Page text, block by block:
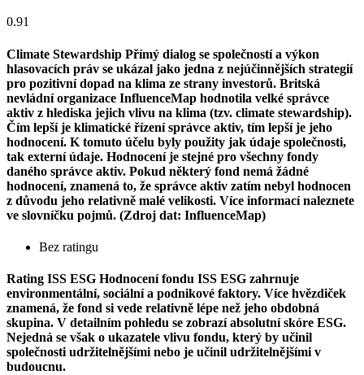
0.91
Climate Stewardship Přímý dialog se společností a výkon
hlasovacích práv se ukázal jako jedna z nejúčinnějších strategií
pro pozitivní dopad na klima ze strany investorů. Britská
nevládní organizace InfluenceMap hodnotila velké správce
aktiv z hlediska jejich vlivu na klima (tzv. climate stewardship).
Čím lepší je klimatické řízení správce aktiv, tím lepší je jeho
hodnocení. K tomuto účelu byly použity jak údaje společnosti,
tak externí údaje. Hodnocení je stejné pro všechny fondy
daného správce aktiv. Pokud některý fond nemá žádné
hodnocení, znamená to, že správce aktiv zatím nebyl hodnocen
z důvodu jeho relativně malé velikosti. Více informací naleznete
ve slovníčku pojmů. (Zdroj dat: InfluenceMap)
Bez ratingu
Rating ISS ESG Hodnocení fondu ISS ESG zahrnuje
environmentální, sociální a podnikové faktory. Více hvězdiček
znamená, že fond si vede relativně lépe než jeho obdobná
skupina. V detailním pohledu se zobrazí absolutní skóre ESG.
Nejedná se však o ukazatele vlivu fondu, který by učinil
společnosti udržitelnějšími nebo je učinil udržitelnějšími v
budoucnu.